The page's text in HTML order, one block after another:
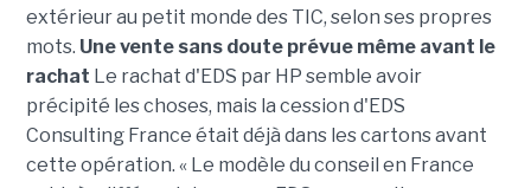
extérieur au petit monde des TIC, selon ses propres
mots. Une vente sans doute prévue même avant le
rachat Le rachat d'EDS par HP semble avoir
précipité les choses, mais la cession d'EDS
Consulting France était déjà dans les cartons avant
cette opération. « Le modèle du conseil en France